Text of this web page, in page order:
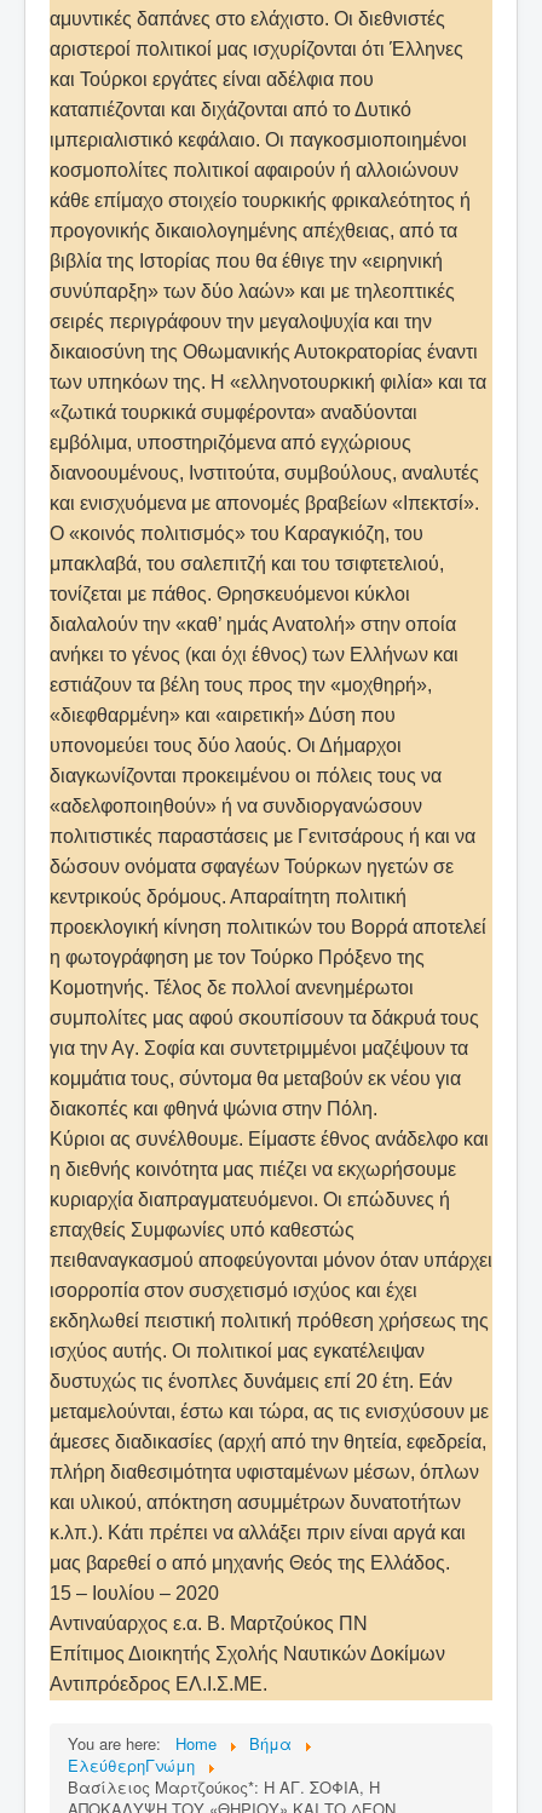
αμυντικές δαπάνες στο ελάχιστο. Οι διεθνιστές
αριστεροί πολιτικοί μας ισχυρίζονται ότι Έλληνες
και Τούρκοι εργάτες είναι αδέλφια που
καταπιέζονται και διχάζονται από το Δυτικό
ιμπεριαλιστικό κεφάλαιο. Οι παγκοσμιοποιημένοι
κοσμοπολίτες πολιτικοί αφαιρούν ή αλλοιώνουν
κάθε επίμαχο στοιχείο τουρκικής φρικαλεότητος ή
προγονικής δικαιολογημένης απέχθειας, από τα
βιβλία της Ιστορίας που θα έθιγε την «ειρηνική
συνύπαρξη» των δύο λαών» και με τηλεοπτικές
σειρές περιγράφουν την μεγαλοψυχία και την
δικαιοσύνη της Οθωμανικής Αυτοκρατορίας έναντι
των υπηκόων της. Η «ελληνοτουρκική φιλία» και τα
«ζωτικά τουρκικά συμφέροντα» αναδύονται
εμβόλιμα, υποστηριζόμενα από εγχώριους
διανοουμένους, Ινστιτούτα, συμβούλους, αναλυτές
και ενισχυόμενα με απονομές βραβείων «Ιπεκτσί».
Ο «κοινός πολιτισμός» του Καραγκιόζη, του
μπακλαβά, του σαλεπιτζή και του τσιφτετελιού,
τονίζεται με πάθος. Θρησκευόμενοι κύκλοι
διαλαλούν την «καθ’ ημάς Ανατολή» στην οποία
ανήκει το γένος (και όχι έθνος) των Ελλήνων και
εστιάζουν τα βέλη τους προς την «μοχθηρή»,
«διεφθαρμένη» και «αιρετική» Δύση που
υπονομεύει τους δύο λαούς. Οι Δήμαρχοι
διαγκωνίζονται προκειμένου οι πόλεις τους να
«αδελφοποιηθούν» ή να συνδιοργανώσουν
πολιτιστικές παραστάσεις με Γενιτσάρους ή και να
δώσουν ονόματα σφαγέων Τούρκων ηγετών σε
κεντρικούς δρόμους. Απαραίτητη πολιτική
προεκλογική κίνηση πολιτικών του Βορρά αποτελεί
η φωτογράφηση με τον Τούρκο Πρόξενο της
Κομοτηνής. Τέλος δε πολλοί ανενημέρωτοι
συμπολίτες μας αφού σκουπίσουν τα δάκρυά τους
για την Αγ. Σοφία και συντετριμμένοι μαζέψουν τα
κομμάτια τους, σύντομα θα μεταβούν εκ νέου για
διακοπές και φθηνά ψώνια στην Πόλη.
Κύριοι ας συνέλθουμε. Είμαστε έθνος ανάδελφο και
η διεθνής κοινότητα μας πιέζει να εκχωρήσουμε
κυριαρχία διαπραγματευόμενοι. Οι επώδυνες ή
επαχθείς Συμφωνίες υπό καθεστώς
πειθαναγκασμού αποφεύγονται μόνον όταν υπάρχει
ισορροπία στον συσχετισμό ισχύος και έχει
εκδηλωθεί πειστική πολιτική πρόθεση χρήσεως της
ισχύος αυτής. Οι πολιτικοί μας εγκατέλειψαν
δυστυχώς τις ένοπλες δυνάμεις επί 20 έτη. Εάν
μεταμελούνται, έστω και τώρα, ας τις ενισχύσουν με
άμεσες διαδικασίες (αρχή από την θητεία, εφεδρεία,
πλήρη διαθεσιμότητα υφισταμένων μέσων, όπλων
και υλικού, απόκτηση ασυμμέτρων δυνατοτήτων
κ.λπ.). Κάτι πρέπει να αλλάξει πριν είναι αργά και
μας βαρεθεί ο από μηχανής Θεός της Ελλάδος.
15 – Ιουλίου – 2020
Αντιναύαρχος ε.α. Β. Μαρτζούκος ΠΝ
Επίτιμος Διοικητής Σχολής Ναυτικών Δοκίμων
Αντιπρόεδρος ΕΛ.Ι.Σ.ΜΕ.
You are here: Home
Βήμα
ΕλεύθερηΓνώμη
Βασίλειος Μαρτζούκος*: Η ΑΓ. ΣΟΦΙΑ, Η